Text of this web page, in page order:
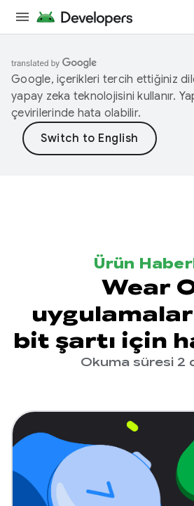
Google, içerikleri tercih ettiğiniz
yapay zeka teknolojisini kullanır.
çevirilerinde hata olabilir.
Ürün
Wear
bit şartı için
Okuma süresi 2